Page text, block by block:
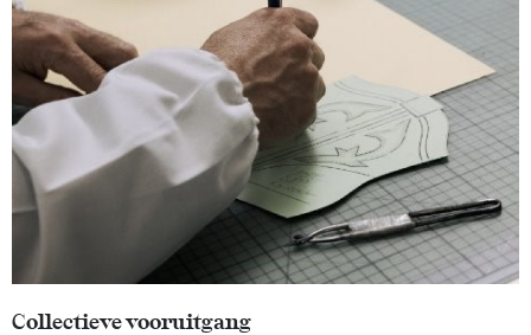
Collectieve vooruitgang